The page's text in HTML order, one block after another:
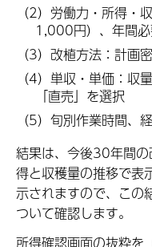
（2）労働力・所得・
1,000円）、年間
（3）改植方法：計
（4）単収・単価：収
「直売」を選択
（5）旬別作業時間、
結果は、今後30年間
得と収穫量の推移で表
示されますので、この
ついて確認します。
所得確認画面の抜粋を